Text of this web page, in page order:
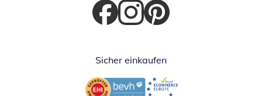
Öffnet in neuem Fenster
Öffnet in neuem Fenster
Öffnet in neuem Fenster
Sicher einkaufen